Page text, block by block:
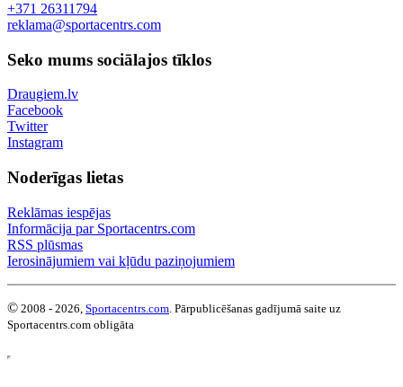
+371 26311794
reklama@sportacentrs.com
Seko mums sociālajos tīklos
Draugiem.lv
Facebook
Twitter
Instagram
Noderīgas lietas
Reklāmas iespējas
Informācija par Sportacentrs.com
RSS plūsmas
Ierosinājumiem vai kļūdu paziņojumiem
© 2008 - 2026, Sportacentrs.com . Pārpublicēšanas gadījumā saite uz
Sportacentrs.com obligāta